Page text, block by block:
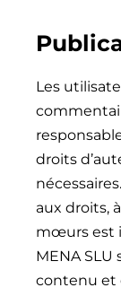
Les
droits
aux droits,
mœurs est
MENA
contenu et